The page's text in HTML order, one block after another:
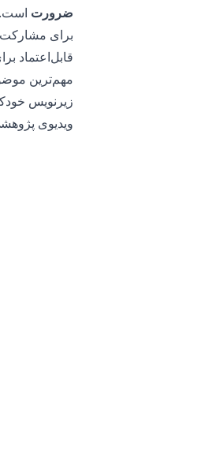
ضرورت است.
برای مشارکت
قابل‌اعتماد
مهم‌ترین
زیرنویس
ویدیوی